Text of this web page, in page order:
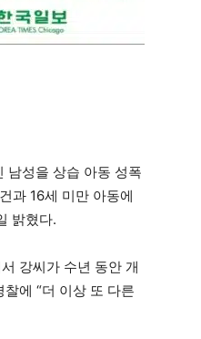
남성을 상습 아동 성폭
과 16세 미만 아동에
밝혔다.
강씨가 수년 동안 개
에 “더 이상 또 다른